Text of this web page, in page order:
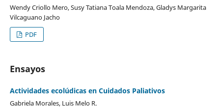
Wendy Criollo Mero, Susy Tatiana Toala Mendoza, Gladys Margarita
Vilcaguano Jacho
PDF
Ensayos
Actividades ecolúdicas en Cuidados Paliativos
Gabriela Morales, Luis Melo R.